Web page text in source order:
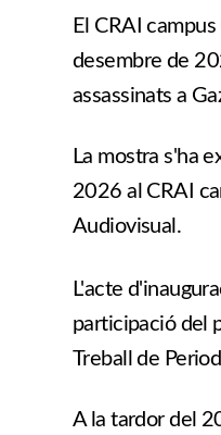
El CRAI
desembre de
assassinats a
La mostra s'ha
2026 al CRAI
Audiovisual.
L'acte
participació del
Treball de
A la tardor del